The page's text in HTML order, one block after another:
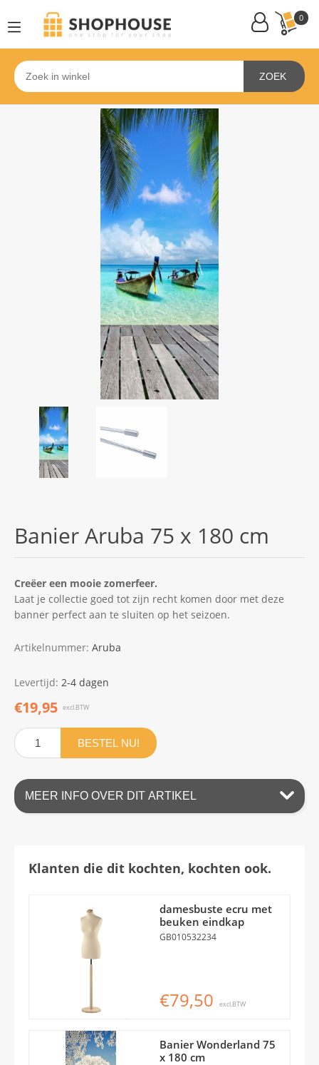
0
ZOEK
Banier Aruba 75 x 180 cm
Creëer een mooie zomerfeer.
Laat je collectie goed tot zijn recht komen door met deze
banner perfect aan te sluiten op het seizoen.
Artikelnummer: Aruba
Levertijd: 2-4 dagen
€19,95 excl.BTW
BESTEL NU!
MEER INFO OVER DIT ARTIKEL
Klanten die dit kochten, kochten ook.
damesbuste ecru met
beuken eindkap
GB010532234
€79,50 excl.BTW
Banier Wonderland 75
x 180 cm